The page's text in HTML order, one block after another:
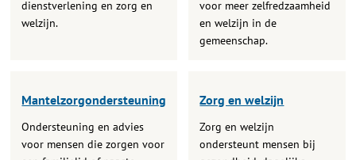
dienstverlening en zorg en
welzijn.
voor meer zelfredzaamheid
en welzijn in de
gemeenschap.
Mantelzorgondersteuning
Ondersteuning en advies
voor mensen die zorgen voor
Zorg en welzijn
Zorg en welzijn
ondersteunt mensen bij